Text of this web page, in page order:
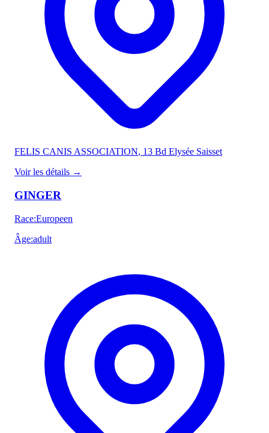
FELIS CANIS ASSOCIATION, 13 Bd Elysée Saisset
Voir les détails →
GINGER
Race:Europeen
Âge:adult